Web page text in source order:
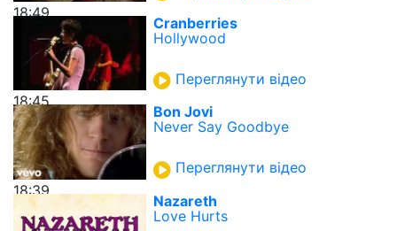
18:49
18:45
Cranberries
Hollywood
Переглянути відео
18:39
Bon Jovi
Never Say Goodbye
Переглянути відео
Nazareth
Love Hurts